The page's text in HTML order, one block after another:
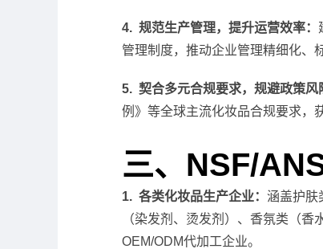
4. 规范生产管理，提升运营效率：
管理制度，推动企业管理精细化、
5. 契合多元合规要求，规避政策风
例》等全球主流化妆品合规要求，
三、NSF/
1. 各类化妆品生产企业： 涵盖护肤
（染发剂、烫发剂）、香氛类（
OEM/ODM代加工企业。